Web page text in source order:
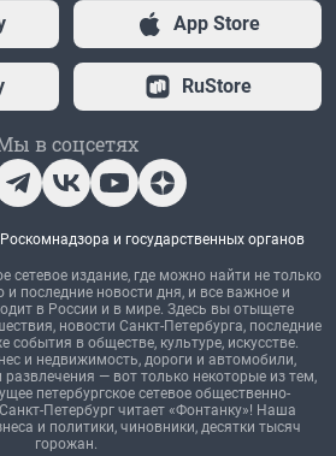
App Store
RuStore
в соцсетях
и государственных органов
сетевое издание, где можно найти не только
и последние новости дня, и все важное и
в России и в мире. Здесь вы отыщете
новости Санкт-Петербурга, последние
события в обществе, культуре, искусстве.
и недвижимость, дороги и автомобили,
— вот только некоторые из тем,
петербургское сетевое общественно-
Петербург читает «Фонтанку»! Наша
и политики, чиновники, десятки тысяч
горожан.